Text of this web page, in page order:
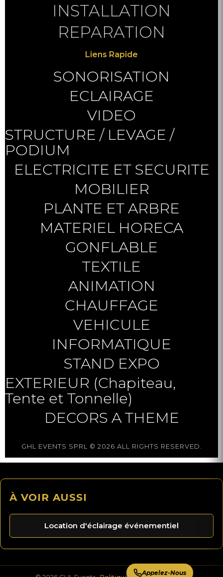
INSTALLATION
REPARATION
Liens Rapide
SONORISATION
ECLAIRAGE
VIDEO
STRUCTURE / LEVAGE /
PODIUM
ELECTRICITE ET SECURITE
MOBILIER
PLANTE ET ARBRE
MATERIEL HORECA
GONFLABLE
TEXTILE
ANIMATION
CHAUFFAGE
VEHICULE
INFORMATIQUE
STAND EXPO
EXTERIEUR (Chapiteau,
Tente et Tonnelle)
DECORS A THEME
GHL EVENTS SPRL © 2026 ALL RIGHTS RESERVED.
À VOIR AUSSI
Location d'éclairage événementiel
Appelez-Nous